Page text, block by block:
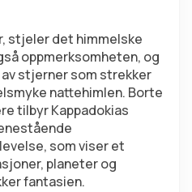
stjeler det himmelske
oppmerksomheten, og
stjerner som strekker
nattehimlen. Borte
tilbyr Kappadokias
som viser et
planeter og
fantasien.